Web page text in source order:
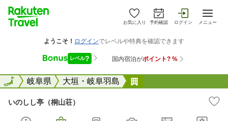
お気に入り 予約確認 ログイン メニュー
全国岐阜県 大垣・岐阜羽島
全国
いのしし亭（桐山荘）